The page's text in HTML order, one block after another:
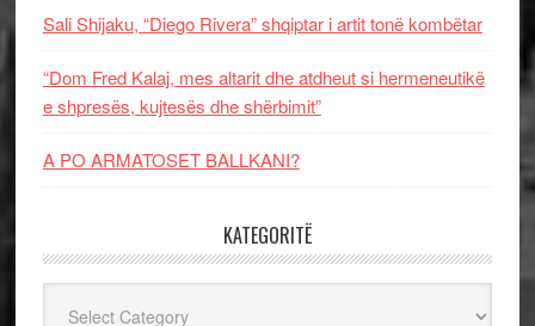
Sali Shijaku, “Diego Rivera” shqiptar i artit tonë kombëtar
“Dom Fred Kalaj, mes altarit dhe atdheut si hermeneutikë
e shpresës, kujtesës dhe shërbimit”
A PO ARMATOSET BALLKANI?
KATEGORITË